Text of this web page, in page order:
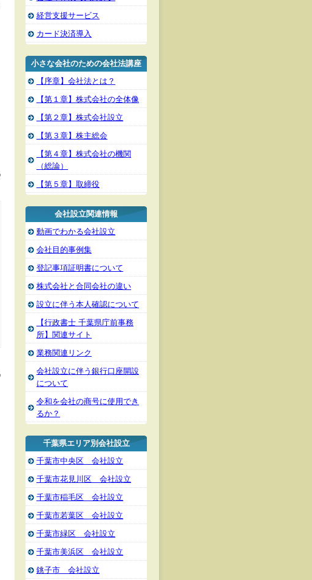
経営支援サービス
カード決済導入
小さな会社のための会社法講座
【序章】会社法とは？
【第１章】株式会社の全体像
【第２章】株式会社設立
【第３章】株主総会
【第４章】株式会社の機関
（総論）
【第５章】取締役
会社設立関連情報
動画でわかる会社設立
会社目的事例集
登記事項証明書について
株式会社と合同会社の違い
設立に伴う本人確認について
【行政書士 千葉県庁前事務
所】関連サイト
業務関連リンク
会社設立に伴う銀行口座開設
について
令和を会社の商号に使用でき
るか？
千葉県エリア別会社設立
千葉市中央区 会社設立
千葉市花見川区 会社設立
千葉市稲毛区 会社設立
千葉市若葉区 会社設立
千葉市緑区 会社設立
千葉市美浜区 会社設立
銚子市 会社設立